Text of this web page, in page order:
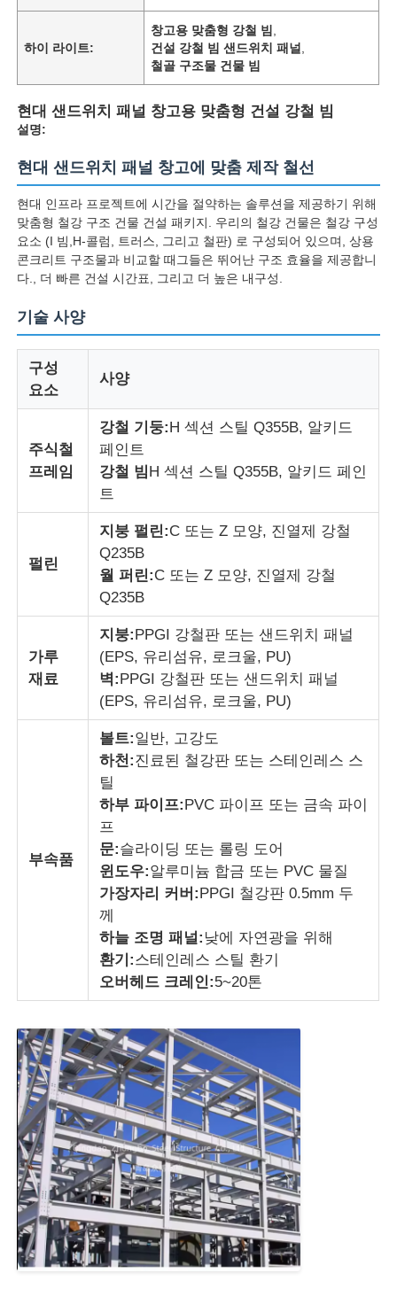
홈
회사 소개
연락처
가벼운 철강 전조주택
강철 구조물 작업장
강철 구조물 창고
상업용 철강 건물
광산 구조
하이 라이트:
창고용 맞춤형 강철 빔
건설 강철 빔 샌드위치 패널
철골 구조물 건물 빔
현대 샌드위치 패널 창고용 맞춤형 건설 강철 빔
설명:
현대 샌드위치 패널 창고에 맞춤 제작 철선
현대 인프라 프로젝트에 시간을 절약하는 솔루션을 제공하기 위해
맞춤형 철강 구조 건물 건설 패키지. 우리의 철강 건물은 철강 구성
요소 (I 빔,H-콜럼, 트러스, 그리고 철판) 로 구성되어 있으며, 상용
콘크리트 구조물과 비교할 때그들은 뛰어난 구조 효율을 제공합니
다., 더 빠른 건설 시간표, 그리고 더 높은 내구성.
기술 사양
구성
요소
사양
주식철
프레임
강철 기둥:H 섹션 스틸 Q355B, 알키드
페인트
강철 빔H 섹션 스틸 Q355B, 알키드 페인
트
펄린
지붕 펄린:C 또는 Z 모양, 진열제 강철
Q235B
월 퍼린:C 또는 Z 모양, 진열제 강철
Q235B
가루
재료
지붕:PPGI 강철판 또는 샌드위치 패널
(EPS, 유리섬유, 로크울, PU)
벽:PPGI 강철판 또는 샌드위치 패널
(EPS, 유리섬유, 로크울, PU)
부속품
볼트:일반, 고강도
하천:진료된 철강판 또는 스테인레스 스
틸
하부 파이프:PVC 파이프 또는 금속 파이
프
문:슬라이딩 또는 롤링 도어
윈도우:알루미늄 합금 또는 PVC 물질
가장자리 커버:PPGI 철강판 0.5mm 두
께
하늘 조명 패널: 낮에 자연광을 위해
환기:스테인레스 스틸 환기
오버헤드 크레인:5~20톤